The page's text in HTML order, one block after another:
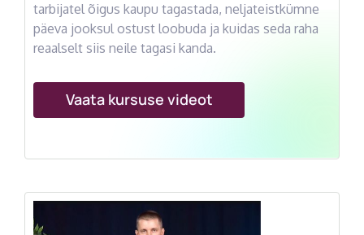
tarbijatel õigus kaupu tagastada, neljateistkümne
päeva jooksul ostust loobuda ja kuidas seda raha
reaalselt siis neile tagasi kanda.
Vaata kursuse videot